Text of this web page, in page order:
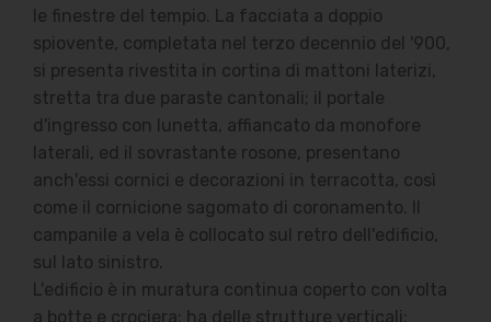
le finestre del tempio. La facciata a doppio
spiovente, completata nel terzo decennio del '900,
si presenta rivestita in cortina di mattoni laterizi,
stretta tra due paraste cantonali; il portale
d'ingresso con lunetta, affiancato da monofore
laterali, ed il sovrastante rosone, presentano
anch'essi cornici e decorazioni in terracotta, così
come il cornicione sagomato di coronamento. Il
campanile a vela è collocato sul retro dell'edificio,
sul lato sinistro.
L'edificio è in muratura continua coperto con volta
a botte e crociera; ha delle strutture verticali: